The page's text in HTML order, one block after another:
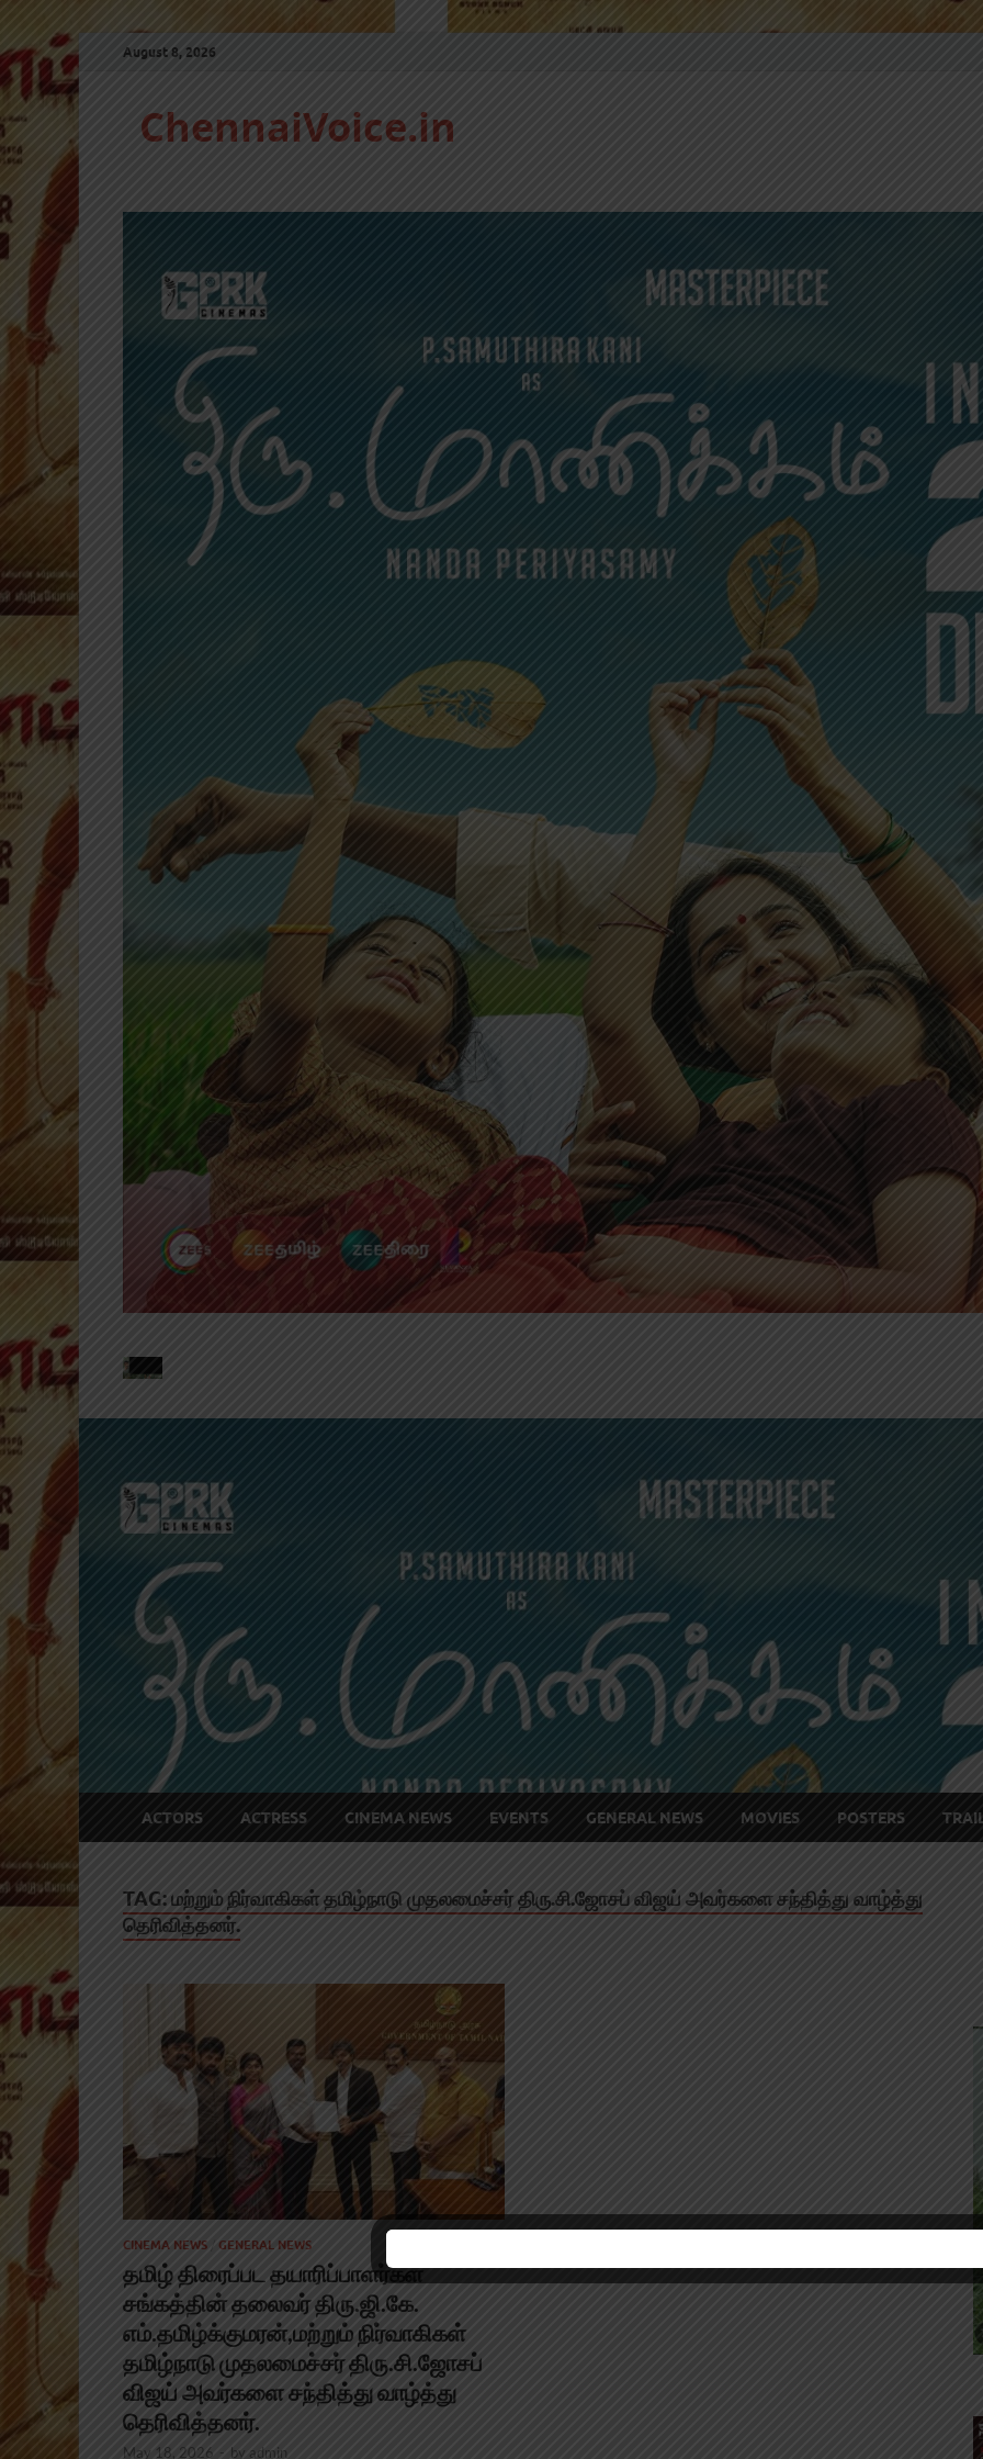
August 8, 2026
ChennaiVoice.in
ACTORS ACTRESS CINEMA NEWS EVENTS GENERAL NEWS MOVIES POSTERS
TAG:மற்றும் நிர்வாகிகள் தமிழ்நாடு முதலமைச்சர் திரு.சி.ஜோசப் விஜய் அவர்களை சந்தித்து வாழ்த்து
தெரிவித்தனர்.
CINEMA NEWS / GENERAL NEWS
தமிழ் திரைப்பட தயாரிப்பாளர்கள்
சங்கத்தின் தலைவர் திரு.ஜி.கே.
எம்.தமிழ்க்குமரன்,மற்றும் நிர்வாகிகள்
தமிழ்நாடு முதலமைச்சர் திரு.சி.ஜோசப்
விஜய் அவர்களை சந்தித்து வாழ்த்து
தெரிவித்தனர்.
May 18, 2026 - by admin